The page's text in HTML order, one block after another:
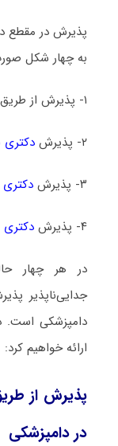
پذیرش در مقطع
به چهار شکل
۱- پذیرش از طریق
۲- پذیرش دکتری
۳- پذیرش
۴- پذیرش دکتری
در هر چهار
جدایی‌ناپذیر
دامپزشکی است.
ارائه خواهیم کرد:
پذیرش از
در دامپزشکی